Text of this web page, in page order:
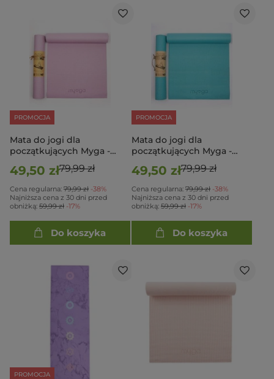
PROMOCJA
Mata do jogi dla
początkujących Myga -
49,50 zł79,99 zł
Cena regularna: 79,99 zł -38%
Najniższa cena z 30 dni przed
obniżką: 59,99 zł -17%
Do koszyka
PROMOCJA
Mata do jogi dla
początkujących Myga -
49,50 zł79,99 zł
Cena regularna: 79,99 zł -38%
Najniższa cena z 30 dni przed
obniżką: 59,99 zł -17%
Do koszyka
PROMOCJA